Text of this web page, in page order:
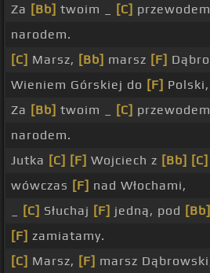
Za [Bb] twoim _ [C]
narodem.
[C] Marsz, [Bb] marsz [F]
Wieniem Górskiej do [F] Polski,
Za [Bb] twoim _ [C]
narodem.
Jutka [C] [F] Wojciech z [Bb] [C]
wówczas [F] nad Włochami,
[C] Słuchaj [F] jedną, pod [Bb]
[F] zamiatamy.
[C] Marsz, [F] marsz